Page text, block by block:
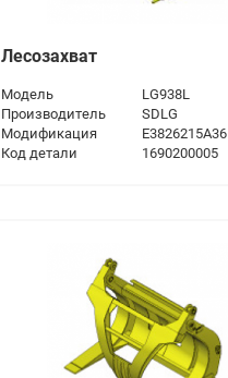
Лесозахват
Модель
LG938L
Производитель
SDLG
Модификация
E3826215A36
Код детали
1690200005